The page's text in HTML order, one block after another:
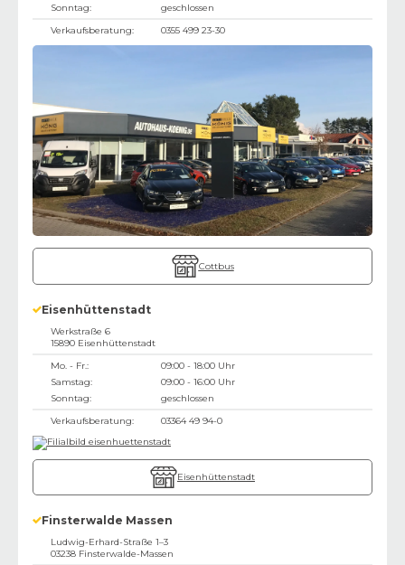
Sonntag:
geschlossen
Verkaufsberatung:
0355 499 23-30
Cottbus
Eisenhüttenstadt
Werkstraße 6
15890 Eisenhüttenstadt
Mo. - Fr.:
09:00 - 18:00 Uhr
Samstag:
09:00 - 16:00 Uhr
Sonntag:
geschlossen
Verkaufsberatung:
03364 49 94-0
Eisenhüttenstadt
Finsterwalde Massen
Ludwig-Erhard-Straße 1–3
03238 Finsterwalde-Massen